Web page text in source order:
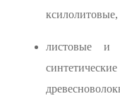
листовые и